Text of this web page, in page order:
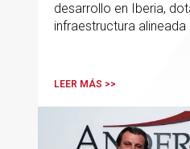
desarrollo en Iberia,
infraestructura
LEER MÁS >>